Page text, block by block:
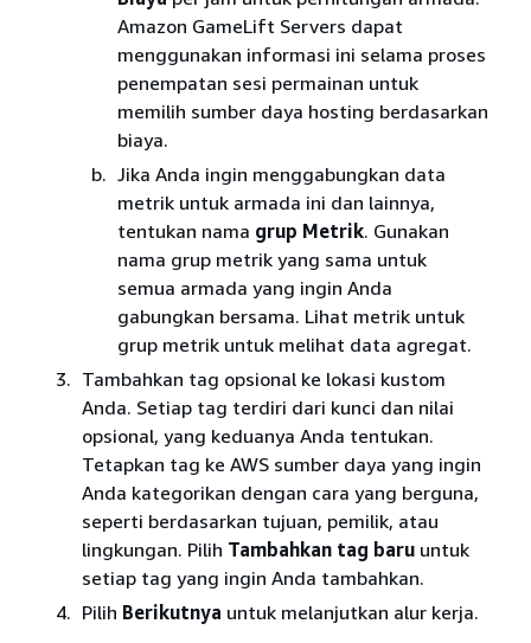
Amazon GameLift Servers dapat
menggunakan informasi ini selama proses
penempatan sesi permainan untuk
memilih sumber daya hosting berdasarkan
biaya.
Jika Anda ingin menggabungkan data
metrik untuk armada ini dan lainnya,
tentukan nama grup Metrik. Gunakan
nama grup metrik yang sama untuk
semua armada yang ingin Anda
gabungkan bersama. Lihat metrik untuk
grup metrik untuk melihat data agregat.
Tambahkan tag opsional ke lokasi kustom
Anda. Setiap tag terdiri dari kunci dan nilai
opsional, yang keduanya Anda tentukan.
Tetapkan tag ke AWS sumber daya yang ingin
Anda kategorikan dengan cara yang berguna,
seperti berdasarkan tujuan, pemilik, atau
lingkungan. Pilih Tambahkan tag baruuntuk
setiap tag yang ingin Anda tambahkan.
Pilih Berikutnya untuk melanjutkan alur kerja.